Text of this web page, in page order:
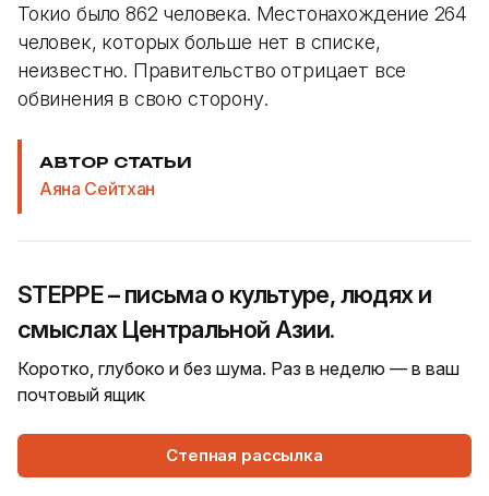
Токио было 862 человека. Местонахождение 264
человек, которых больше нет в списке,
неизвестно. Правительство отрицает все
обвинения в свою сторону.
АВТОР СТАТЬИ
Аяна Сейтхан
STEPPE – письма о культуре, людях и
смыслах Центральной Азии.
Коротко, глубоко и без шума. Раз в неделю — в ваш
почтовый ящик
Степная рассылка